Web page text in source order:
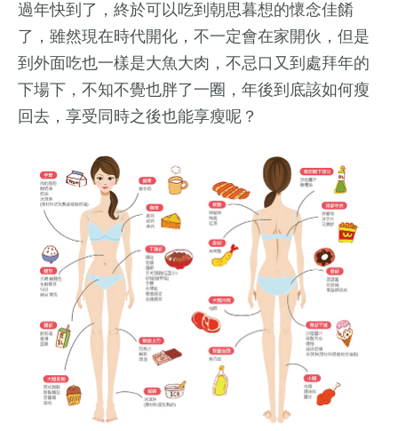
過年快到了，終於可以吃到朝思暮想的懷念佳餚
了，雖然現在時代開化，不一定會在家開伙，但是
到外面吃也一樣是大魚大肉，不忌口又到處拜年的
下場下，不知不覺也胖了一圈，年後到底該如何瘦
回去，享受同時之後也能享瘦呢？